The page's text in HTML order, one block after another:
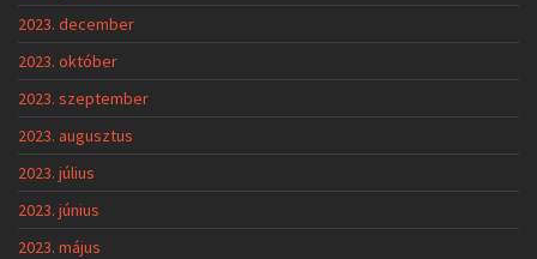
2023. december
2023. október
2023. szeptember
2023. augusztus
2023. július
2023. június
2023. május